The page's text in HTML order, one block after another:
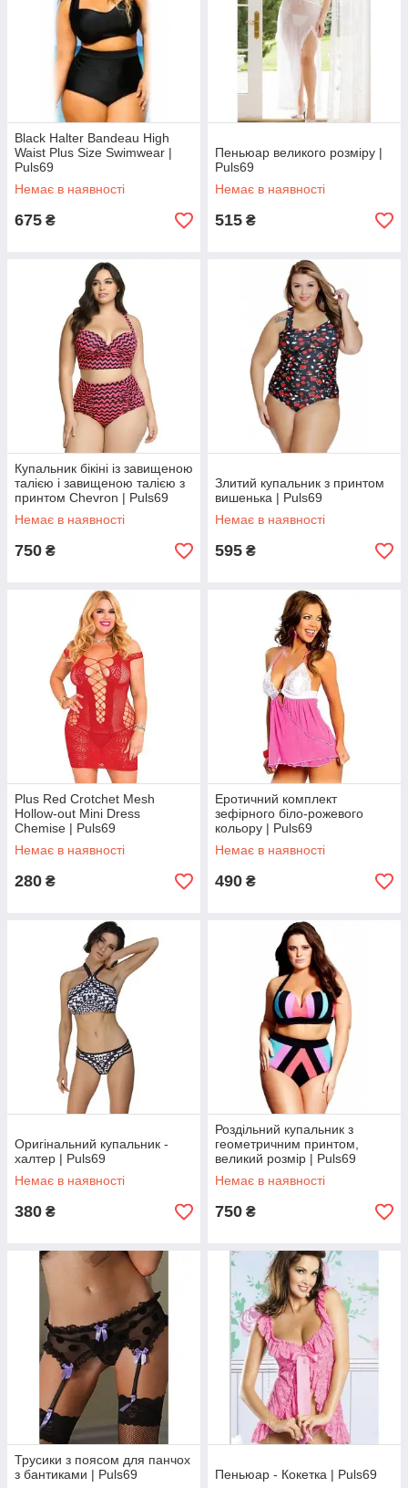
Black Halter Bandeau High
Waist Plus Size Swimwear |
Puls69
Немає в наявності
675 ₴
Пеньюар великого розміру |
Puls69
Немає в наявності
515 ₴
Купальник бікіні із завищеною
талією і завищеною талією з
принтом Chevron | Puls69
Немає в наявності
750 ₴
Злитий купальник з принтом
вишенька | Puls69
Немає в наявності
595 ₴
Plus Red Crotchet Mesh
Hollow-out Mini Dress
Chemise | Puls69
Немає в наявності
280 ₴
Еротичний комплект
зефірного біло-рожевого
кольору | Puls69
Немає в наявності
490 ₴
Оригінальний купальник -
халтер | Puls69
Немає в наявності
380 ₴
Роздільний купальник з
геометричним принтом,
великий розмір | Puls69
Немає в наявності
750 ₴
Трусики з поясом для панчох
з бантиками | Puls69
Пеньюар - Кокетка | Puls69